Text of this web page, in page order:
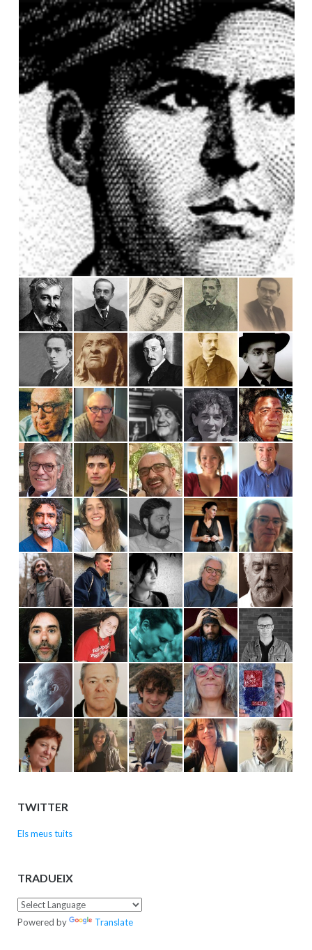
TWITTER
Els meus tuits
TRADUEIX
Powered by Translate